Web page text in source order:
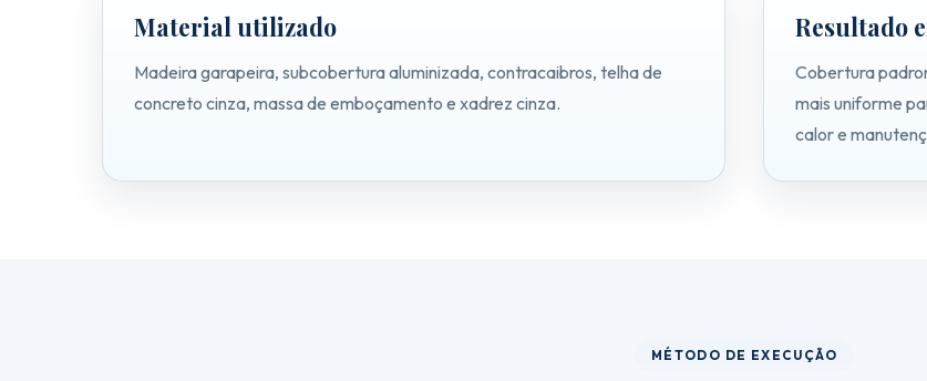
Telhas de Concreto
Telhas Esmaltadas
Material utilizado
Madeira garapeira, subcobertura aluminizada, contracaibros, telha de
concreto cinza, massa de emboçamento e xadrez cinza.
Resultado
Cobertura
mais uniforme
calor e
MÉTODO DE EXECUÇÃO